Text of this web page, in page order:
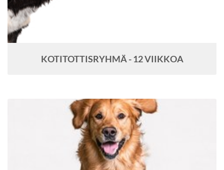
KOTITOTTISRYHMÄ - 12 VIIKKOA